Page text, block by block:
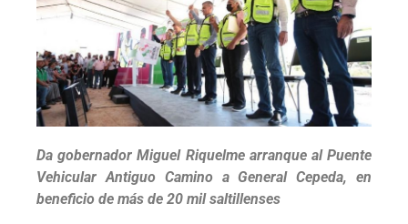
Da gobernador Miguel Riquelme arranque al Puente
Vehicular Antiguo Camino a General Cepeda, en
beneficio de más de 20 mil saltillenses